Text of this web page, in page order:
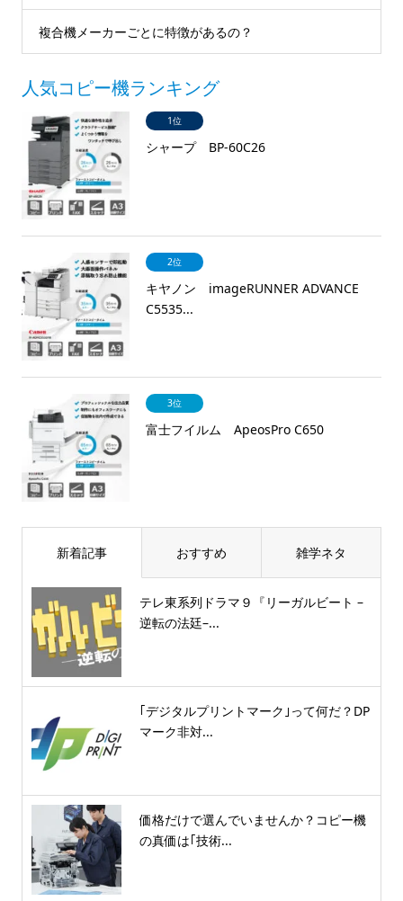
複合機メーカーごとに特徴があるの？
人気コピー機ランキング
1位
シャープ BP-60C26
2位
キヤノン imageRUNNER ADVANCE
C5535...
3位
富士フイルム ApeosPro C650
新着記事 おすすめ 雑学ネタ
テレ東系列ドラマ９『リーガルビート –
逆転の法廷–...
｢デジタルプリントマーク｣って何だ？DP
マーク非対...
価格だけで選んでいませんか？コピー機
の真価は｢技術...